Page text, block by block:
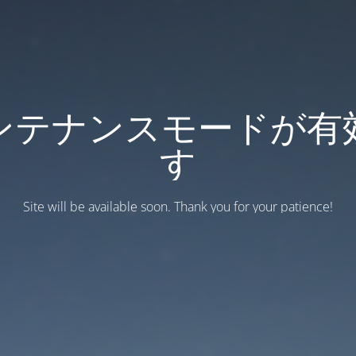
テナンスモードが有
す
Site will be available soon. Thank you for your patience!